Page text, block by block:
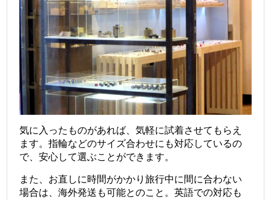
気に入ったものがあれば、気軽に試着させてもらえ
ます。指輪などのサイズ合わせにも対応しているの
で、安心して選ぶことができます。
また、お直しに時間がかかり旅行中に間に合わない
場合は、海外発送も可能とのこと。英語での対応も